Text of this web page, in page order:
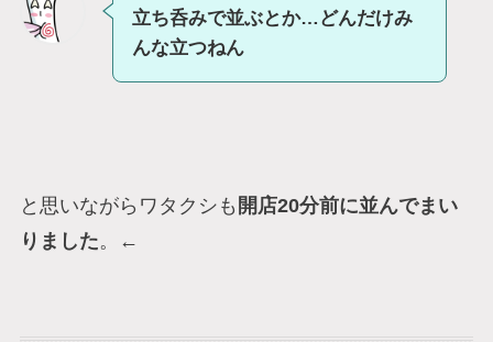
立ち呑みで並ぶとか…どんだけみ
んな立つねん
と思いながらワタクシも 開店20分前に並んでまい
りました。←